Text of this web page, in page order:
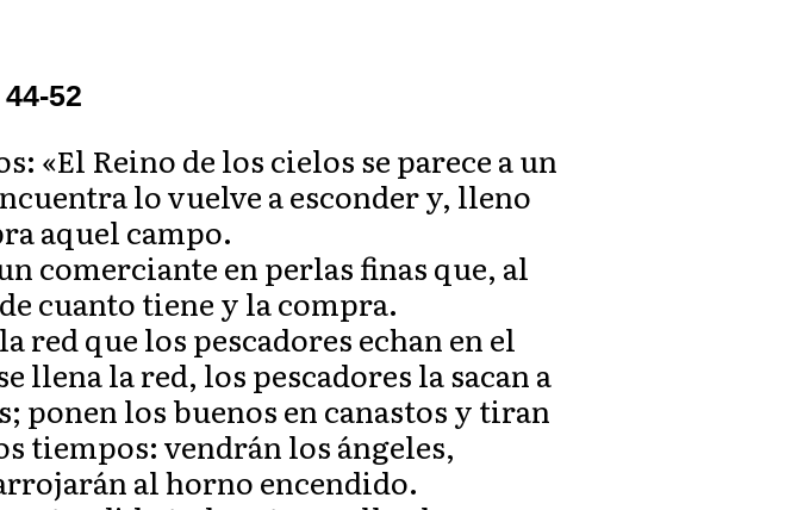
52
«El Reino de los cielos se parece a un
lo vuelve a esconder y, lleno
aquel campo.
comerciante en perlas finas que, al
cuanto tiene y la compra.
red que los pescadores echan en el
llena la red, los pescadores la sacan a
ponen los buenos en canastos y tiran
tiempos: vendrán los ángeles,
al horno encendido.